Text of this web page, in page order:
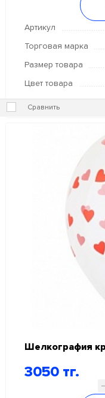
Артикул
Торговая марка
Размер товара
Цвет товара
Сравнить
Шелкография
3050 тг.